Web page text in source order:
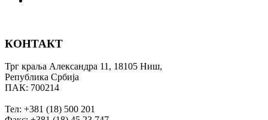
КОНТАКТ
Трг краља Александра 11, 18105 Ниш,
Република Србија
ПАК: 700214
Тел: +381 (18) 500 201